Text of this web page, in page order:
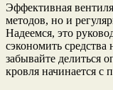
Эффективная
методов, но и
Надеемся, это
сэкономить
забывайте делиться
кровля начинается